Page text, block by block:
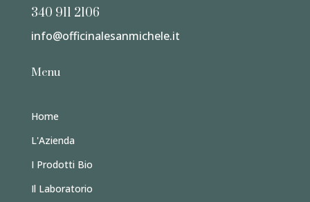
340 911 2106
info@officinalesanmichele.it
Menu
Home
L'Azienda
I Prodotti Bio
Il Laboratorio